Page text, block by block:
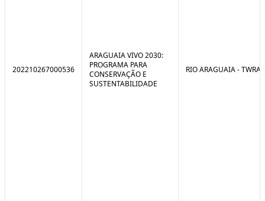
202210267000536
ARAGUAIA VIVO 2030:
PROGRAMA PARA
CONSERVAÇÃO E
SUSTENTABILIDADE
RIO ARAGUAIA - TWRA